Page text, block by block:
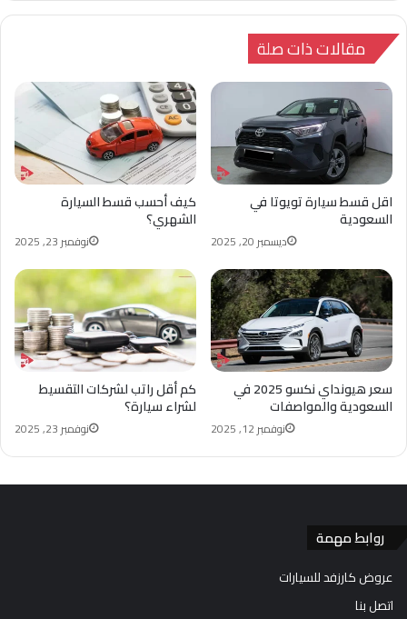
الويوك
تشا
مقالات ذات صلة
كيف أحسب قسط السيارة
الشهري؟
نوفمبر 23, 2025
اقل قسط سيارة تويوتا في
السعودية
ديسمبر 20, 2025
كم أقل راتب لشركات التقسيط
لشراء سيارة؟
نوفمبر 23, 2025
سعر هيونداي نكسو 2025 في
السعودية والمواصفات
نوفمبر 12, 2025
روابط مهمة
عروض كارزفد للسيارات
اتصل بنا